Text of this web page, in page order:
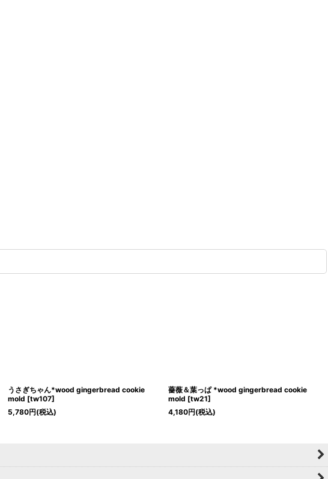
うさぎちゃん*wood gingerbread cookie
mold [tw107]
5,780円(税込)
薔薇＆葉っぱ *wood gingerbread cookie
mold [tw21]
4,180円(税込)